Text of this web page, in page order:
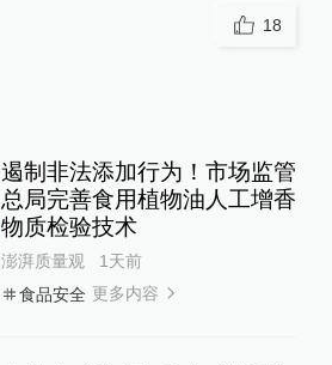
18
遏制非法添加行为！市场监管
总局完善食用植物油人工增香
物质检验技术
澎湃质量观
1天前
食品安全 更多内容